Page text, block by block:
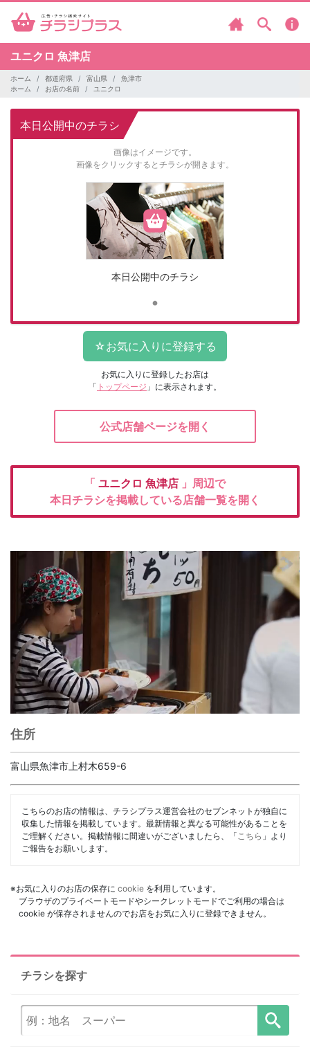
ユニクロ 魚津店
ホーム 都道府県 富山県
魚津市
ホーム
お店の名前 ユニクロ
本日公開中のチラシ
画像はイメージです。
画像をクリックするとチラシが開きます。
本日公開中のチラシ
お気に入りに登録したお店は
「 トップページ 」に表示されます。
公式店舗ページを開く
「 ユニクロ 魚津店 」周辺で
本日チラシを掲載している店舗一覧を開く
住所
富山県魚津市上村木659-6
こちらのお店の情報は、チラシプラス運営会社のセブンネットが独自に
収集した情報を掲載しています。最新情報と異なる可能性があることを
ご理解ください。掲載情報に間違いがございましたら、「 こちら 」より
ご報告をお願いします。
※お気に入りのお店の保存に cookie を利用しています。
ブラウザのプライベートモードやシークレットモードでご利用の場合は
cookie が保存されませんのでお店をお気に入りに登録できません。
チラシを探す